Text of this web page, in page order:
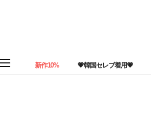
新作10% 💗韓国セレブ着用💗